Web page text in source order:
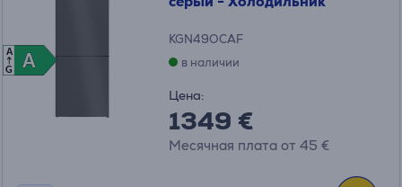
A
A
A
G
KGN49OCAF
в наличии
Цена:
1349 €
Месячная плата от 45 €